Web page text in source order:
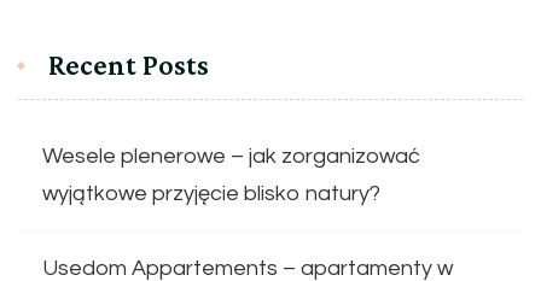
Recent Posts
Wesele plenerowe – jak zorganizować
wyjątkowe przyjęcie blisko natury?
Usedom Appartements – apartamenty w